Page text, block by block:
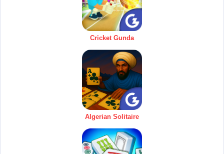
Cricket Gunda
Algerian Solitaire